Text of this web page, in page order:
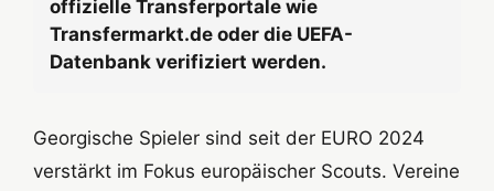
offizielle Transferportale wie
Transfermarkt.de oder die UEFA-
Datenbank verifiziert werden.
Georgische Spieler sind seit der EURO 2024
verstärkt im Fokus europäischer Scouts. Vereine